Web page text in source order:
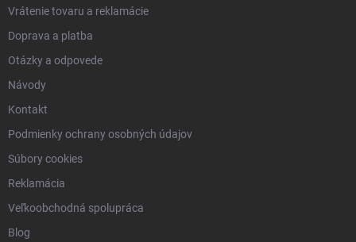
Vrátenie tovaru a reklamácie
Doprava a platba
Otázky a odpovede
Návody
Kontakt
Podmienky ochrany osobných údajov
Súbory cookies
Reklamácia
Veľkoobchodná spolupráca
Blog